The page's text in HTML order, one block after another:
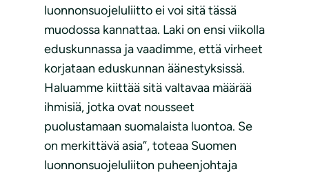
luonnonsuojeluliitto ei voi sitä tässä
muodossa kannattaa. Laki on ensi viikolla
eduskunnassa ja vaadimme, että virheet
korjataan eduskunnan äänestyksissä.
Haluamme kiittää sitä valtavaa määrää
ihmisiä, jotka ovat nousseet
puolustamaan suomalaista luontoa. Se
on merkittävä asia”, toteaa Suomen
luonnonsuojeluliiton puheenjohtaja